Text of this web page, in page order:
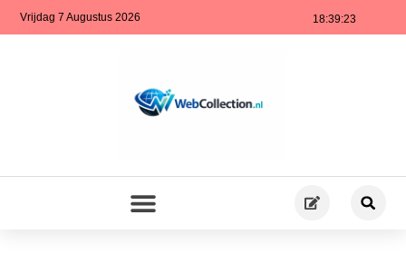
18:39:24
Vrijdag 7 Augustus 2026